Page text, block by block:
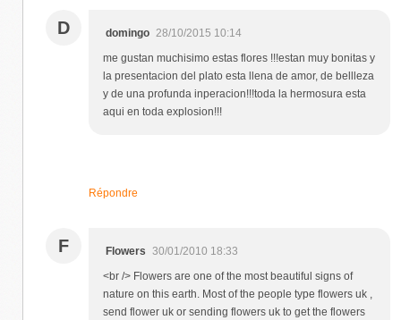
D domingo 28/10/2015 10:14
me gustan muchisimo estas flores !!!estan muy bonitas y
la presentacion del plato esta llena de amor, de bellleza
y de una profunda inperacion!!!toda la hermosura esta
aqui en toda explosion!!!
Répondre
F Flowers 30/01/2010 18:33
<br /> Flowers are one of the most beautiful signs of
nature on this earth. Most of the people type flowers uk ,
send flower uk or sending flowers uk to get the flowers